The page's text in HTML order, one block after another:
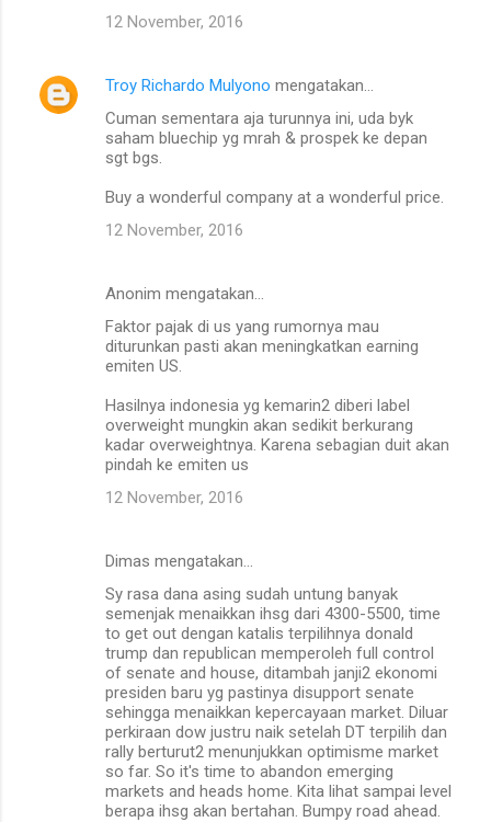
12 November, 2016
Troy Richardo Mulyono mengatakan…
Cuman sementara aja turunnya ini, uda byk
saham bluechip yg mrah & prospek ke depan
sgt bgs.
Buy a wonderful company at a wonderful price.
12 November, 2016
Anonim mengatakan…
Faktor pajak di us yang rumornya mau
diturunkan pasti akan meningkatkan earning
emiten US.
Hasilnya indonesia yg kemarin2 diberi label
overweight mungkin akan sedikit berkurang
kadar overweightnya. Karena sebagian duit akan
pindah ke emiten us
12 November, 2016
Dimas mengatakan…
Sy rasa dana asing sudah untung banyak
semenjak menaikkan ihsg dari 4300-5500, time
to get out dengan katalis terpilihnya donald
trump dan republican memperoleh full control
of senate and house, ditambah janji2 ekonomi
presiden baru yg pastinya disupport senate
sehingga menaikkan kepercayaan market. Diluar
perkiraan dow justru naik setelah DT terpilih dan
rally berturut2 menunjukkan optimisme market
so far. So it's time to abandon emerging
markets and heads home. Kita lihat sampai level
berapa ihsg akan bertahan. Bumpy road ahead.